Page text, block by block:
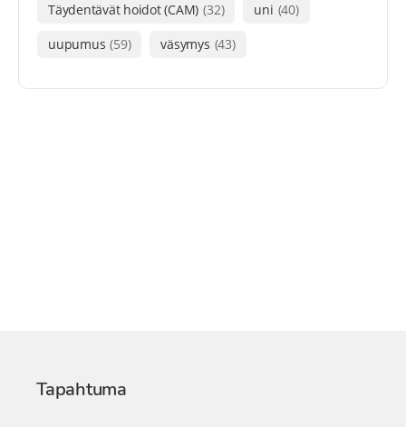
Täydentävät hoidot (CAM) (32) uni (40)
uupumus (59) väsymys (43)
Tapahtuma